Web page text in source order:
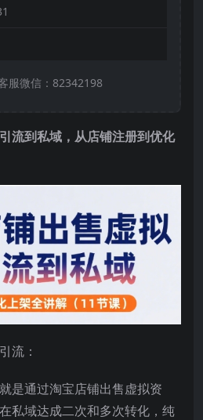
服微信：82342198
流到私域，从店铺注册到优化
流：
是通过淘宝店铺出售虚拟资
私域达成二次和多次转化，纯